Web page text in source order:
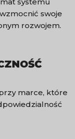
swoje
rozwojem.
marce, które